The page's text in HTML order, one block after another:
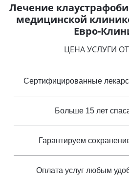
Лечение
медицинской
Евро-
ЦЕНА УСЛУГИ ОТ
Сертифицированные
Больше 15 лет
Гарантируем
Оплата услуг любым